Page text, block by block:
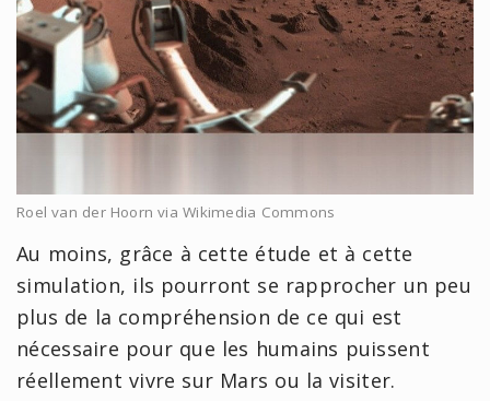
Roel van der Hoorn via Wikimedia Commons
Au moins, grâce à cette étude et à cette
simulation, ils pourront se rapprocher un peu
plus de la compréhension de ce qui est
nécessaire pour que les humains puissent
réellement vivre sur Mars ou la visiter.